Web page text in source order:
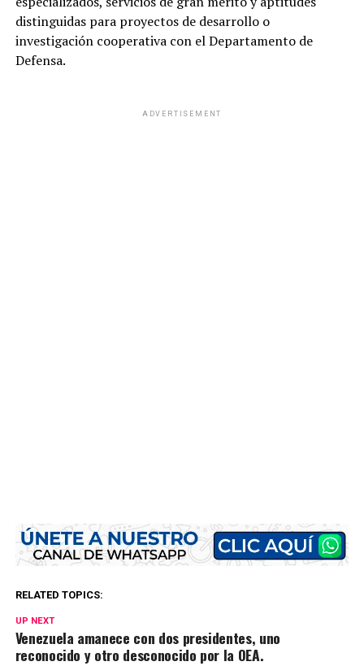
distinguidas para proyectos de desarrollo o
investigación cooperativa con el Departamento de
Defensa.
ADVERTISEMENT
RELATED TOPICS:
UP NEXT
Venezuela amanece con dos presidentes, uno
reconocido y otro desconocido por la OEA.